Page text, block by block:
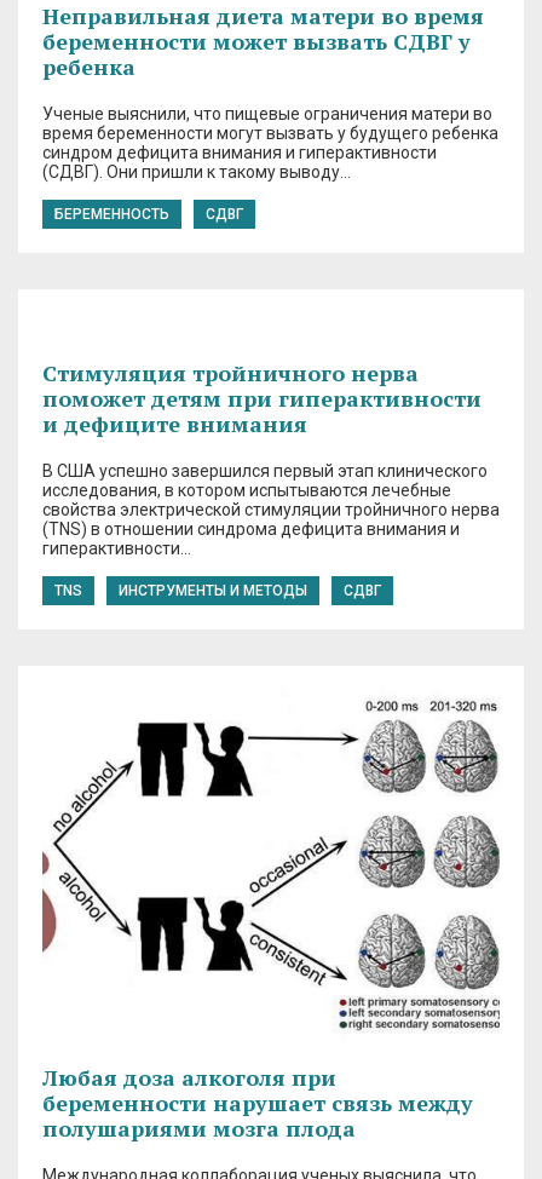
Неправильная диета матери во время
беременности может вызвать СДВГ у
ребенка
Ученые выяснили, что пищевые ограничения матери во
время беременности могут вызвать у будущего ребенка
синдром дефицита внимания и гиперактивности
(СДВГ). Они пришли к такому выводу…
БЕРЕМЕННОСТЬ СДВГ
Стимуляция тройничного нерва
поможет детям при гиперактивности
и дефиците внимания
В США успешно завершился первый этап клинического
исследования, в котором испытываются лечебные
свойства электрической стимуляции тройничного нерва
(TNS) в отношении синдрома дефицита внимания и
гиперактивности…
TNS ИНСТРУМЕНТЫ И МЕТОДЫ СДВГ
Любая доза алкоголя при
беременности нарушает связь между
полушариями мозга плода
Международная коллаборация ученых выяснила, что